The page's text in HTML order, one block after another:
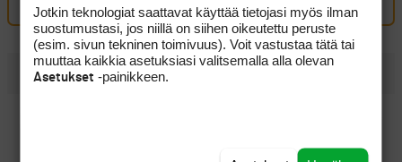
UUSIMMAT
Jotkin teknologiat saattavat käyttää tietojasi myös ilman
suostumustasi, jos niillä on siihen oikeutettu peruste
(esim. sivun tekninen toimivuus). Voit vastustaa tätä tai
muuttaa kaikkia asetuksiasi valitsemalla alla olevan
Asetukset -painikkeen.